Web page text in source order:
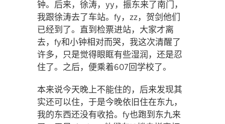
钟。后来，徐涛，yy，振东来了南门，
我跟徐涛去了车站。fy，zz，贺剑他们
已经到了。直到检票进站，大家才离
去，fy和小钟相对而哭，我这次清醒了
许多，只是觉得眼眶有些湿润，还是忍
住了。之后，便乘着607回学校了。
本来说今天晚上不能住的，后来发现其
实还可以住，于是今晚依旧住在东九，
我的东西还没有收拾。fy也跑到东九来